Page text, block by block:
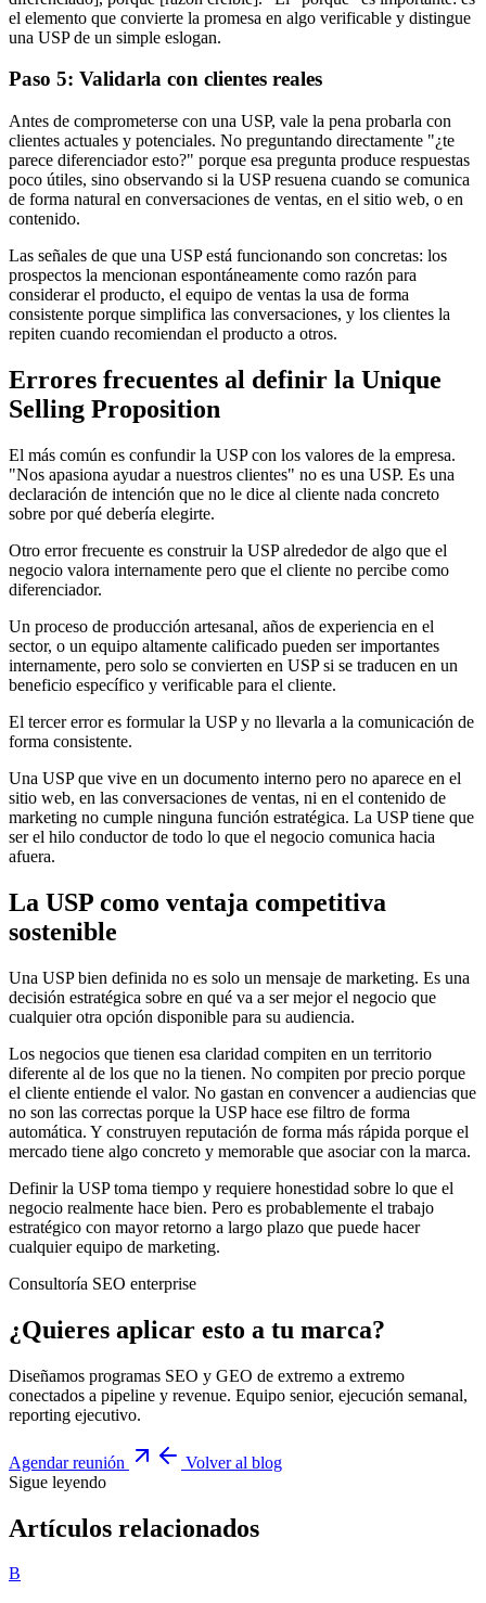
el elemento que convierte la promesa en algo verificable y distingue
una USP de un simple eslogan.
Paso 5: Validarla con clientes reales
Antes de comprometerse con una USP, vale la pena probarla con
clientes actuales y potenciales. No preguntando directamente "¿te
parece diferenciador esto?" porque esa pregunta produce respuestas
poco útiles, sino observando si la USP resuena cuando se comunica
de forma natural en conversaciones de ventas, en el sitio web, o en
contenido.
Las señales de que una USP está funcionando son concretas: los
prospectos la mencionan espontáneamente como razón para
considerar el producto, el equipo de ventas la usa de forma
consistente porque simplifica las conversaciones, y los clientes la
repiten cuando recomiendan el producto a otros.
Errores frecuentes al definir la Unique
Selling Proposition
El más común es confundir la USP con los valores de la empresa.
"Nos apasiona ayudar a nuestros clientes" no es una USP. Es una
declaración de intención que no le dice al cliente nada concreto
sobre por qué debería elegirte.
Otro error frecuente es construir la USP alrededor de algo que el
negocio valora internamente pero que el cliente no percibe como
diferenciador.
Un proceso de producción artesanal, años de experiencia en el
sector, o un equipo altamente calificado pueden ser importantes
internamente, pero solo se convierten en USP si se traducen en un
beneficio específico y verificable para el cliente.
El tercer error es formular la USP y no llevarla a la comunicación de
forma consistente.
Una USP que vive en un documento interno pero no aparece en el
sitio web, en las conversaciones de ventas, ni en el contenido de
marketing no cumple ninguna función estratégica. La USP tiene que
ser el hilo conductor de todo lo que el negocio comunica hacia
afuera.
La USP como ventaja competitiva
sostenible
Una USP bien definida no es solo un mensaje de marketing. Es una
decisión estratégica sobre en qué va a ser mejor el negocio que
cualquier otra opción disponible para su audiencia.
Los negocios que tienen esa claridad compiten en un territorio
diferente al de los que no la tienen. No compiten por precio porque
el cliente entiende el valor. No gastan en convencer a audiencias que
no son las correctas porque la USP hace ese filtro de forma
automática. Y construyen reputación de forma más rápida porque el
mercado tiene algo concreto y memorable que asociar con la marca.
Definir la USP toma tiempo y requiere honestidad sobre lo que el
negocio realmente hace bien. Pero es probablemente el trabajo
estratégico con mayor retorno a largo plazo que puede hacer
cualquier equipo de marketing.
Consultoría SEO enterprise
¿Quieres aplicar esto a tu marca?
Diseñamos programas SEO y GEO de extremo a extremo
conectados a pipeline y revenue. Equipo senior, ejecución semanal,
reporting ejecutivo.
Agendar reunión
Volver al blog
Sigue leyendo
Artículos relacionados
B